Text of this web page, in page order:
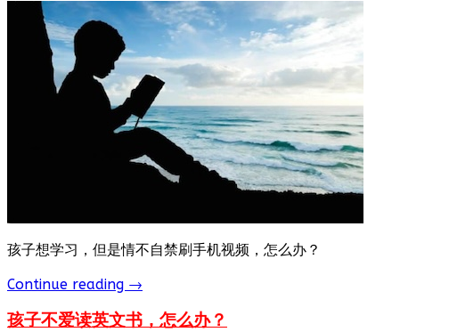
孩子想学习，但是情不自禁刷手机视频，怎么办？
Continue reading →
孩子不爱读英文书，怎么办？